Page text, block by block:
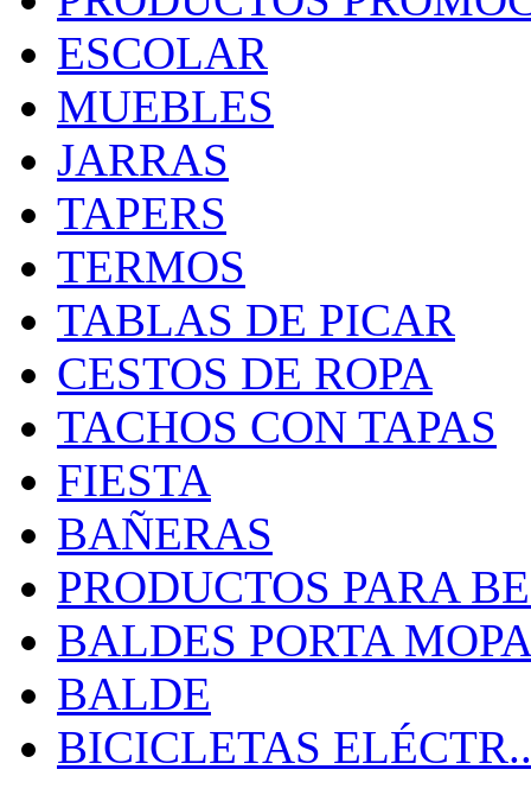
ESCOLAR
MUEBLES
JARRAS
TAPERS
TERMOS
TABLAS DE PICAR
CESTOS DE ROPA
TACHOS CON TAPAS
FIESTA
BAÑERAS
PRODUCTOS PARA
BALDES PORTA
BALDE
BICICLETAS